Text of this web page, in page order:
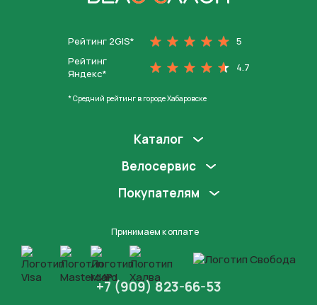
Рейтинг 2GIS*
5
Рейтинг
Яндекс*
4.7
* Средний рейтинг в городе Хабаровске
Каталог
Велосервис
Покупателям
Принимаем к оплате
+7 (909) 823-66-53